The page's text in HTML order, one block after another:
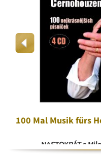
100 Mal Musik fürs
NASTOKRÁT s